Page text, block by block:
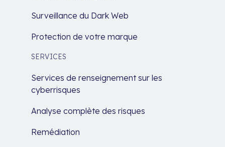
Surveillance du Dark Web
Protection de votre marque
SERVICES
Services de renseignement sur les
cyberrisques
Analyse complète des risques
Remédiation